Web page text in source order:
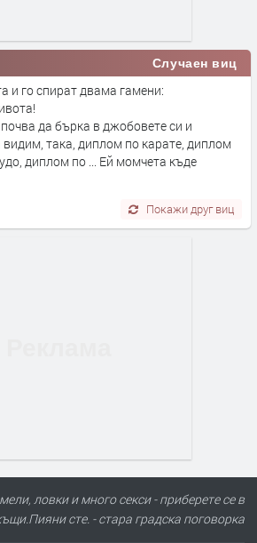
Случаен виц
и го спират двама гамени:
да бърка в джобовете си и
така, диплом по карате, диплом
диплом по ... Ей момчета къде
Покажи друг виц
ловки и много секси - приберете се в
сте. - стара градска поговорка